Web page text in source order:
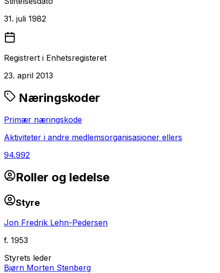
31. juli 1982
Registrert i Enhetsregisteret
23. april 2013
Næringskoder
Primær næringskode
Aktiviteter i andre medlemsorganisasjoner ellers
94.992
Roller og ledelse
Styre
Jon Fredrik Lehn-Pedersen
f. 1953
Styrets leder
Bjørn Morten Stenberg